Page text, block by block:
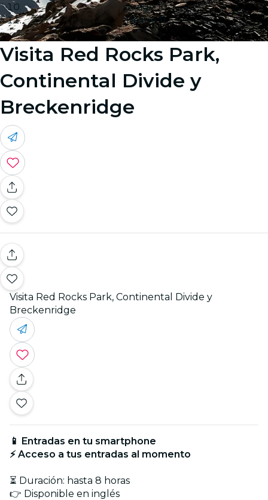
Image 10
Image 11
Visita Red Rocks Park,
Continental Divide y
Breckenridge
Visita Red Rocks Park, Continental Divide y
Breckenridge
📱 Entradas en tu smartphone
⚡ Acceso a tus entradas al momento
⏳ Duración: hasta 8 horas
👉 Disponible en inglés